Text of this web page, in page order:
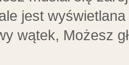
jest
wątek, Możesz